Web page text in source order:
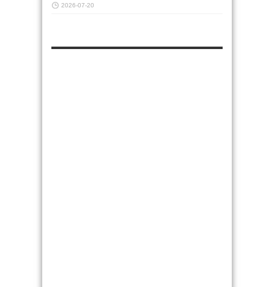
2026-07-20